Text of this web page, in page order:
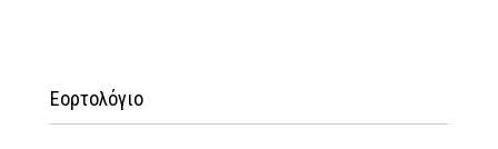
Εορτολόγιο